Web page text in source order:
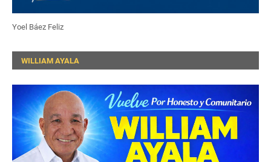
Yoel Báez Feliz
WILLIAM AYALA